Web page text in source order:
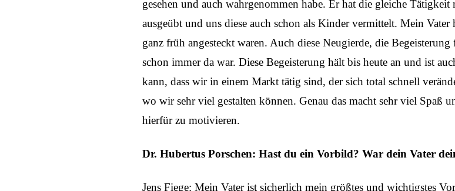
gesehen und auch wahrgenommen habe. Er hat die gleiche
ausgeübt und uns diese auch schon als Kinder vermittelt. Mein Vater
ganz früh angesteckt waren. Auch diese Neugierde, die
schon immer da war. Diese Begeisterung hält bis heute an und ist
kann, dass wir in einem Markt tätig sind, der sich total schnell
wo wir sehr viel gestalten können. Genau das macht sehr viel Spaß
hierfür zu motivieren.
Dr. Hubertus Porschen: Hast du ein Vorbild? War dein Vater
Jens Fiege: Mein Vater ist sicherlich mein größtes und wichtigstes